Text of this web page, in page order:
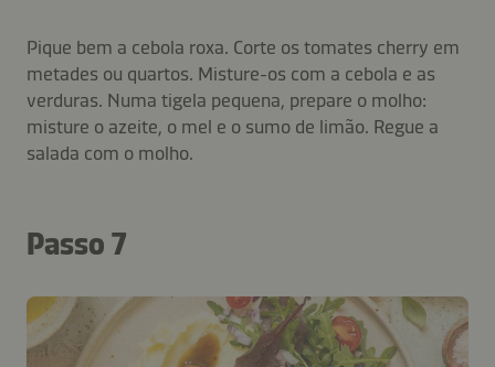
Pique bem a cebola roxa. Corte os tomates cherry em
metades ou quartos. Misture-os com a cebola e as
verduras. Numa tigela pequena, prepare o molho:
misture o azeite, o mel e o sumo de limão. Regue a
salada com o molho.
Passo 7